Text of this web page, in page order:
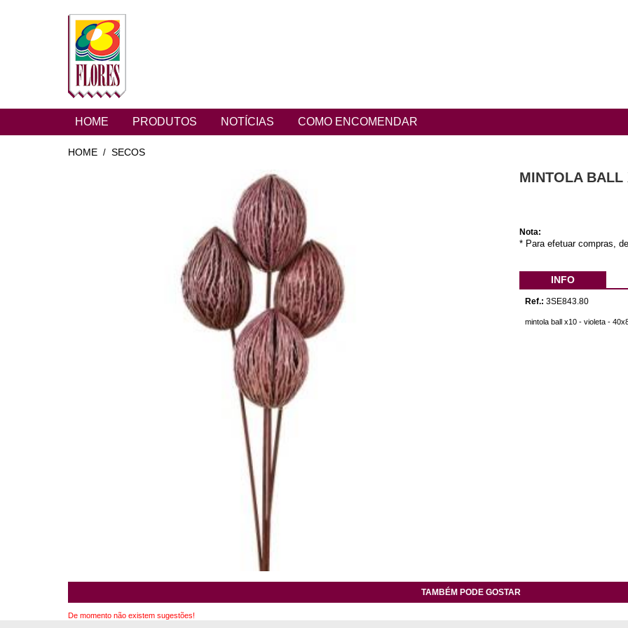
HOME PRODUTOS NOTÍCIAS COMO ENCOMENDAR
HOME / SECOS
MINTOLA BALL
Nota:
* Para efetuar compras,
INFO
Ref.: 3SE843.80
mintola ball x10 - violeta -
TAMBÉM PODE GOSTAR
De momento não existem sugestões!